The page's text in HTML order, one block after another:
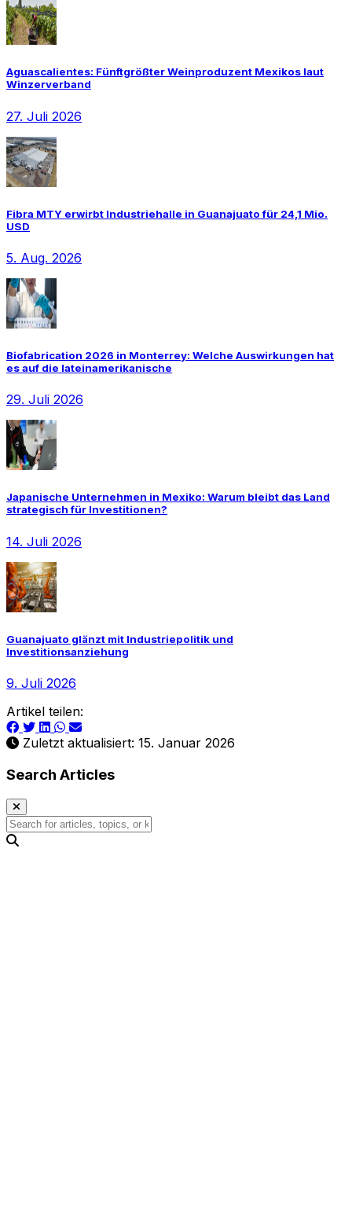
Aguascalientes: Fünftgrößter Weinproduzent Mexikos laut
Winzerverband
27. Juli 2026
Fibra MTY erwirbt Industriehalle in Guanajuato für 24,1 Mio.
USD
5. Aug. 2026
Biofabrication 2026 in Monterrey: Welche Auswirkungen hat
es auf die lateinamerikanische
29. Juli 2026
Japanische Unternehmen in Mexiko: Warum bleibt das Land
strategisch für Investitionen?
14. Juli 2026
Guanajuato glänzt mit Industriepolitik und
Investitionsanziehung
9. Juli 2026
Artikel teilen:
Zuletzt aktualisiert: 15. Januar 2026
Search Articles